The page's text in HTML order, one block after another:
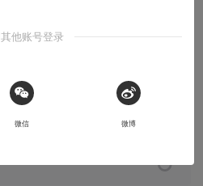
计动作游戏的战斗系统。
他账号登录
微信 微博